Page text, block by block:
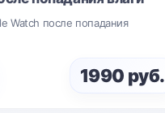
Watch после попадания
1990 руб.